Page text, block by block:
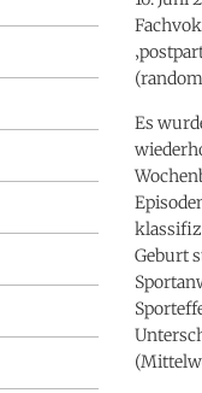
Es
Geburt